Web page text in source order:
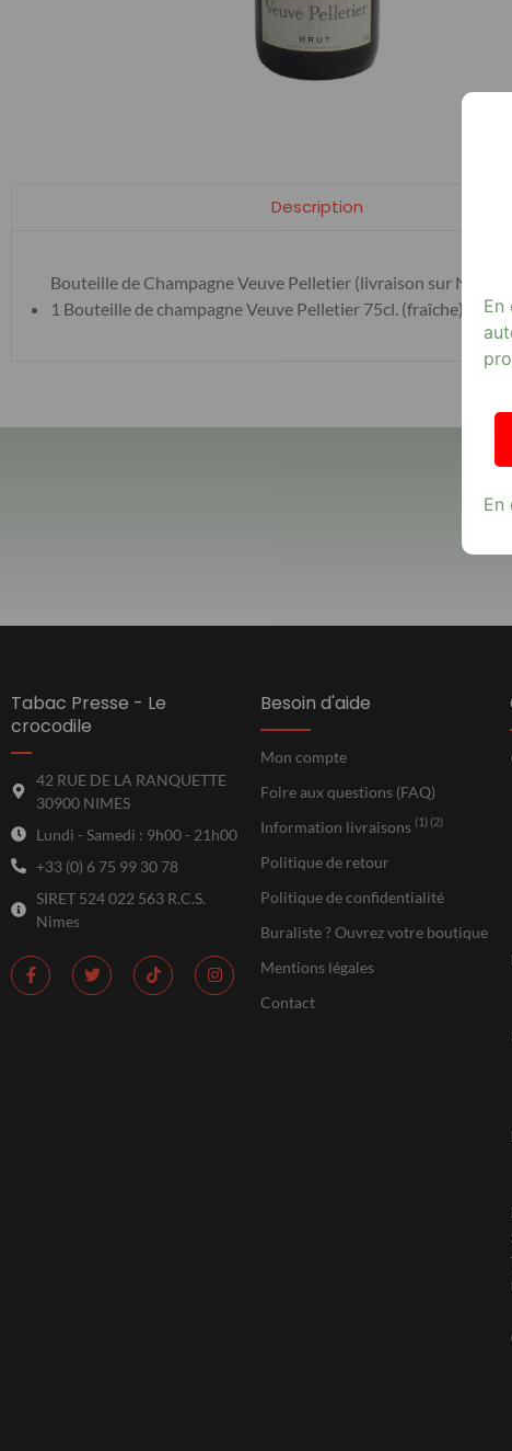
Description
Bouteille de Champagne Veuve Pelletier (livraison sur Nimes
1 Bouteille de champagne Veuve Pelletier 75cl. (fraîche)
Tabac Presse - Le
crocodile
42 RUE DE LA RANQUETTE
30900 NIMES
Lundi - Samedi : 9h00 - 21h00
+33 (0) 6 75 99 30 78
SIRET 524 022 563 R.C.S.
Nimes
Besoin d'aide
Mon compte
Foire aux questions (FAQ)
Information livraisons (1) (2)
Politique de retour
Politique de confidentialité
Buraliste ? Ouvrez votre boutique
Mentions légales
Contact
En
En